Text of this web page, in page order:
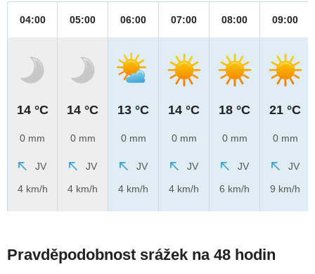
04:00
14 °C
0 mm
JV
4 km/h
05:00
14 °C
0 mm
JV
4 km/h
06:00
13 °C
0 mm
JV
4 km/h
07:00
14 °C
0 mm
JV
4 km/h
08:00
18 °C
0 mm
JV
6 km/h
09:00
21 °C
0 mm
JV
9 km/h
Pravděpodobnost srážek na 48 hodin